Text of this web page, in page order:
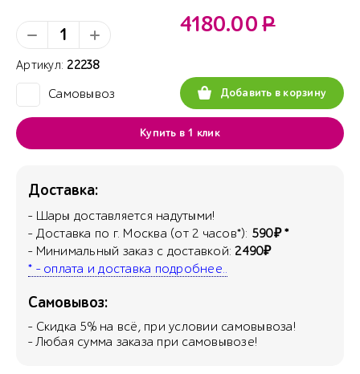
Артикул: 22238
Самовывоз
4180.00Р
Добавить в корзину
Купить в 1 клик
Доставка:
- Шары доставляется надутыми!
- Доставка по г. Москва (от 2 часов*): 590₽ *
- Минимальный заказ с доставкой:2490₽
* - оплата и доставка подробнее..
Самовывоз:
- Скидка 5% на всё, при условии самовывоза!
- Любая сумма заказа при самовывозе!